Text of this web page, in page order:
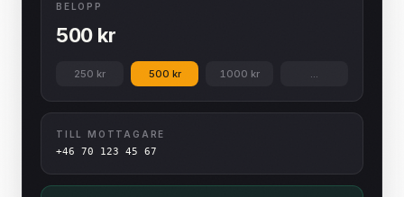
BELOPP
500 kr
250 kr 500 kr 1000 kr ...
TILL MOTTAGARE
+46 70 123 45 67